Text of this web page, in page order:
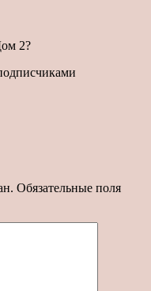
2?
Обязательные поля